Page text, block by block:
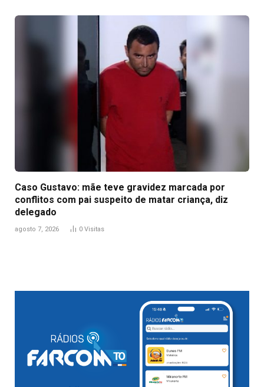
Caso Gustavo: mãe teve gravidez marcada por
conflitos com pai suspeito de matar criança, diz
delegado
agosto 7, 2026 0 Visitas